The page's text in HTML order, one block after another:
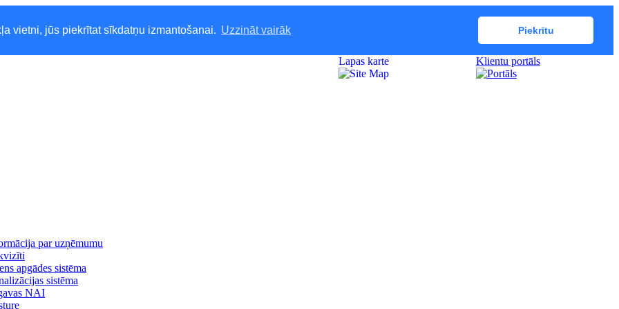
vietni, jūs piekrītat sīkdatņu izmantošanai. Uzzināt vairāk Piekrītu
Klientu portāls
Lapas karte
par uzņēmumu
apgādes sistēma
sistēma
NAI